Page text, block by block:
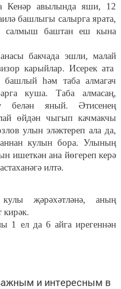
Кенәр авылында яши, 12
башлыгы салырга ярата,
баштан еш кына
бакчада эшли, малай
карыйлар. Исерек ата
башлый һәм таба алмагач
куша. Таба алмасаң,
белән яный. Әтисенең
өйдән чыгып качмакчы
улын эләктереп ала да,
кулын бора. Улының
ишеткән ана йөгереп керә
илтә.
җәрәхәтләнә, аның
кирәк.
1 ел да 6 айга ирегеннән
и интересным в